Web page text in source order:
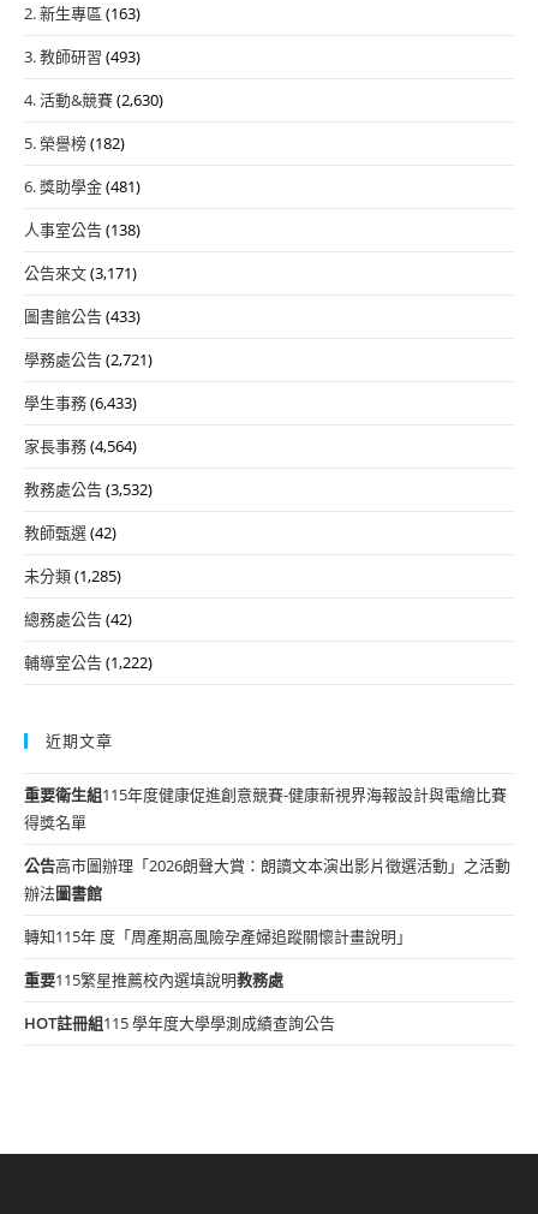
2. 新生專區 (163)
3. 教師研習 (493)
4. 活動&競賽(2,630)
5. 榮譽榜(182)
6. 獎助學金(481)
人事室公告(138)
公告來文(3,171)
圖書館公告(433)
學務處公告(2,721)
學生事務(6,433)
家長事務(4,564)
教務處公告(3,532)
教師甄選(42)
未分類(1,285)
總務處公告(42)
輔導室公告(1,222)
近期文章
重要衛生組115年度健康促進創意競賽-健康新視界海報設計與電繪比賽
得獎名單
公告高市圖辦理「2026朗聲大賞：朗讀文本演出影片徵選活動」之活動
辦法圖書館
轉知115年 度「周產期高風險孕產婦追蹤關懷計畫說明」
重要115繁星推薦校內選填說明教務處
HOT註冊組115 學年度大學學測成績查詢公告